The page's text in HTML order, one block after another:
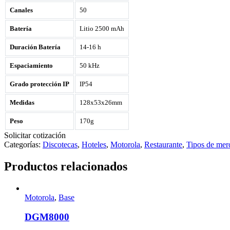
Canales 50
Batería Litio 2500 mAh
Duración Batería 14-16 h
Espaciamiento 50 kHz
Grado protección IP IP54
Medidas 128x53x26mm
Peso 170g
Solicitar cotización
Categorías: Discotecas, Hoteles, Motorola, Restaurante, Tipos de
Productos relacionados
Motorola, Base
DGM8000